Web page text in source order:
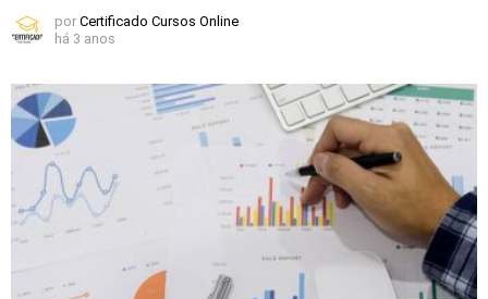
por Certificado Cursos Online
há 3 anos